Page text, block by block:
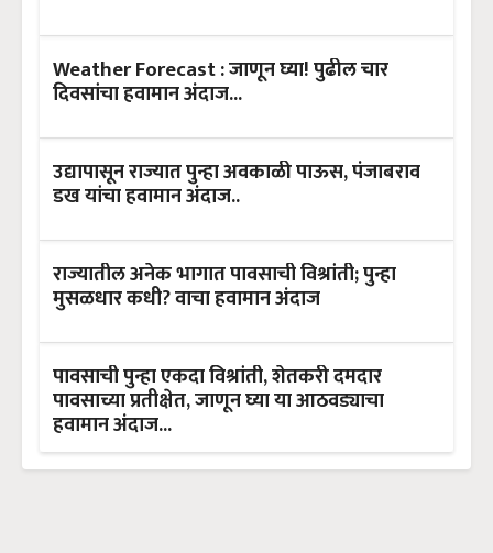
Weather Forecast : जाणून घ्या! पुढील चार
दिवसांचा हवामान अंदाज...
उद्यापासून राज्यात पुन्हा अवकाळी पाऊस, पंजाबराव
डख यांचा हवामान अंदाज..
राज्यातील अनेक भागात पावसाची विश्रांती; पुन्हा
मुसळधार कधी? वाचा हवामान अंदाज
पावसाची पुन्हा एकदा विश्रांती, शेतकरी दमदार
पावसाच्या प्रतीक्षेत, जाणून घ्या या आठवड्याचा
हवामान अंदाज...